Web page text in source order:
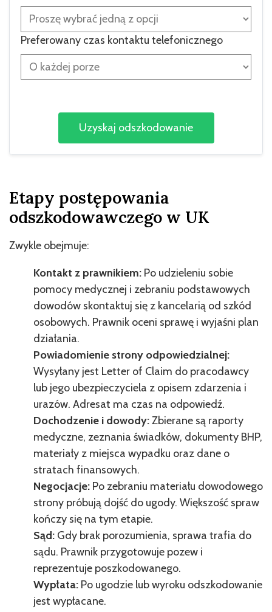
Preferowany czas kontaktu telefonicznego
Etapy postępowania
odszkodowawczego w UK
Zwykle obejmuje:
Kontakt z prawnikiem: Po udzieleniu sobie
pomocy medycznej i zebraniu podstawowych
dowodów skontaktuj się z kancelarią od szkód
osobowych. Prawnik oceni sprawę i wyjaśni plan
działania.
Powiadomienie strony odpowiedzialnej:
Wysyłany jest Letter of Claim do pracodawcy
lub jego ubezpieczyciela z opisem zdarzenia i
urazów. Adresat ma czas na odpowiedź.
Dochodzenie i dowody:Zbierane są raporty
medyczne, zeznania świadków, dokumenty BHP,
materiały z miejsca wypadku oraz dane o
stratach finansowych.
Negocjacje: Po zebraniu materiału dowodowego
strony próbują dojść do ugody. Większość spraw
kończy się na tym etapie.
Sąd: Gdy brak porozumienia, sprawa trafia do
sądu. Prawnik przygotowuje pozew i
reprezentuje poszkodowanego.
Wypłata: Po ugodzie lub wyroku odszkodowanie
jest wypłacane.